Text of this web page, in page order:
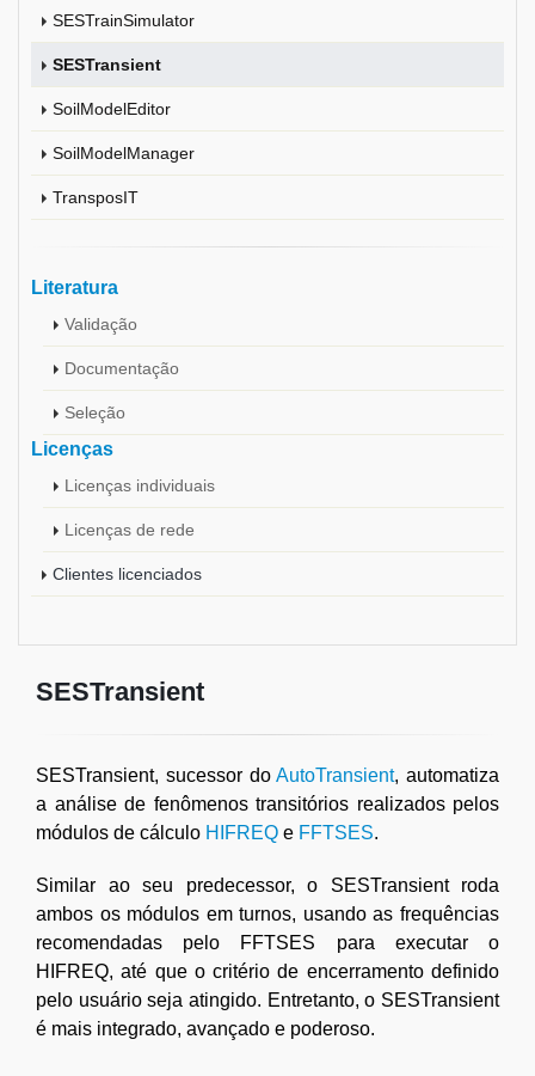
SESTrainSimulator
SESTransient
SoilModelEditor
SoilModelManager
TransposIT
Literatura
Validação
Documentação
Seleção
Licenças
Licenças individuais
Licenças de rede
Clientes licenciados
SESTransient
SESTransient, sucessor doAutoTransient, automatiza
a análise de fenômenos transitórios realizados pelos
módulos de cálculo HIFREQ e FFTSES.
Similar ao seu predecessor, o SESTransient roda
ambos os módulos em turnos, usando as frequências
recomendadas pelo FFTSES para executar o
HIFREQ, até que o critério de encerramento definido
pelo usuário seja atingido. Entretanto, o SESTransient
é mais integrado, avançado e poderoso.